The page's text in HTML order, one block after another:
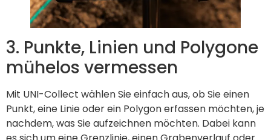
3. Punkte, Linien und Polygone
mühelos vermessen
Mit UNI-Collect wählen Sie einfach aus, ob Sie einen
Punkt, eine Linie oder ein Polygon erfassen möchten, je
nachdem, was Sie aufzeichnen möchten. Dabei kann